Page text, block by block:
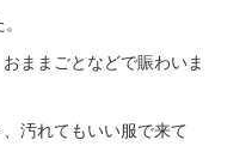
ままごとなどで賑わいま
汚れてもいい服で来て